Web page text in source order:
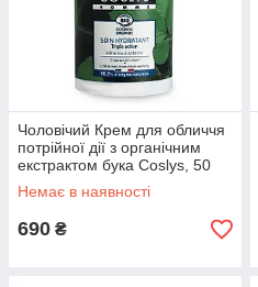
Чоловічий Крем для обличчя
потрійної дії з органічним
екстрактом бука Coslys, 50
мл
Немає в наявності
690 ₴